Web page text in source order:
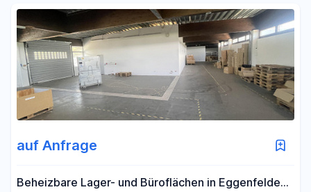
auf Anfrage
Beheizbare Lager- und Büroflächen in Eggenfelden